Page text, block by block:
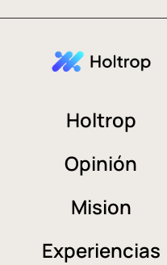
Holtrop
Opinión
Mision
Experiencias